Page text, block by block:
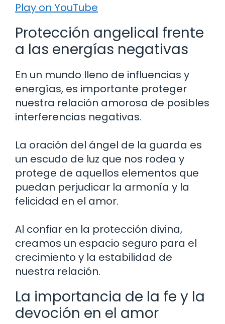
Play on YouTube
Protección angelical frente
a las energías negativas
En un mundo lleno de influencias y
energías, es importante proteger
nuestra relación amorosa de posibles
interferencias negativas.
La oración del ángel de la guarda es
un escudo de luz que nos rodea y
protege de aquellos elementos que
puedan perjudicar la armonía y la
felicidad en el amor.
Al confiar en la protección divina,
creamos un espacio seguro para el
crecimiento y la estabilidad de
nuestra relación.
La importancia de la fe y la
devoción en el amor